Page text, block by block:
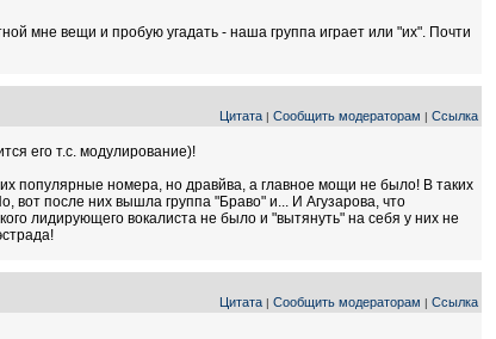
мне вещи и пробую угадать - наша группа играет или "их". Почти
Цитата | Сообщить модераторам | Ссылка
его т.с. модулирование)!
популярные номера, но дравйва, а главное мощи не было! В таких
вот после них вышла группа "Браво" и... И Агузарова, что
лидирующего вокалиста не было и "вытянуть" на себя у них не
Цитата | Сообщить модераторам | Ссылка